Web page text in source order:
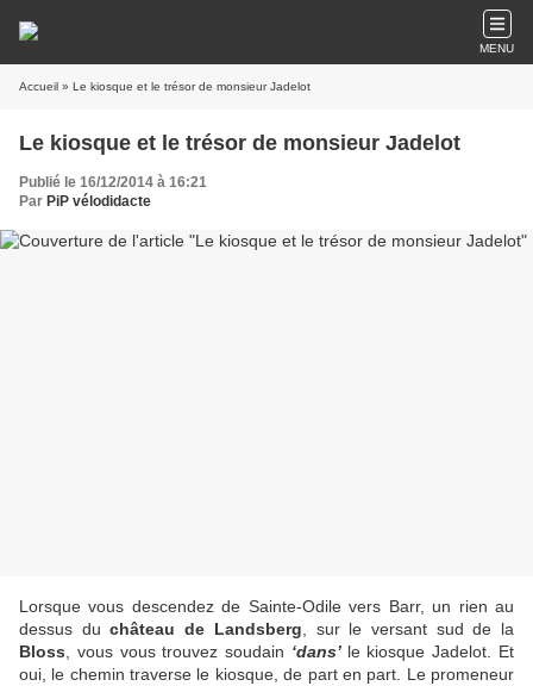
MENU
Accueil » Le kiosque et le trésor de monsieur Jadelot
Le kiosque et le trésor de monsieur Jadelot
Publié le 16/12/2014 à 16:21
Par PiP vélodidacte
Lorsque vous descendez de Sainte-Odile vers Barr, un rien au
dessus duchâteau de Landsberg , sur le versant sud de la
Bloss , vous vous trouvez soudain ‘dans’ le kiosque Jadelot. Et
oui, le chemin traverse le kiosque, de part en part. Le promeneur